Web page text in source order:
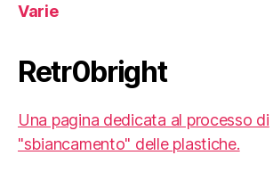
Varie
Retr0bright
Una pagina dedicata al processo di
"sbiancamento" delle plastiche.